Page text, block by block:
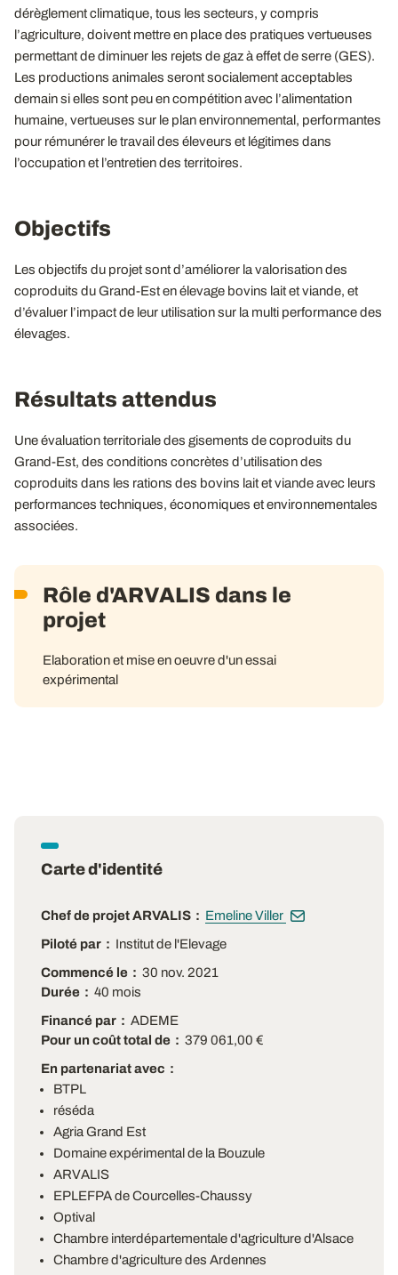
dérèglement climatique, tous les secteurs, y compris
l’agriculture, doivent mettre en place des pratiques vertueuses
permettant de diminuer les rejets de gaz à effet de serre (GES).
Les productions animales seront socialement acceptables
demain si elles sont peu en compétition avec l’alimentation
humaine, vertueuses sur le plan environnemental, performantes
pour rémunérer le travail des éleveurs et légitimes dans
l’occupation et l’entretien des territoires.
Objectifs
Les objectifs du projet sont d’améliorer la valorisation des
coproduits du Grand-Est en élevage bovins lait et viande, et
d’évaluer l’impact de leur utilisation sur la multi performance des
élevages.
Résultats attendus
Une évaluation territoriale des gisements de coproduits du
Grand-Est, des conditions concrètes d’utilisation des
coproduits dans les rations des bovins lait et viande avec leurs
performances techniques, économiques et environnementales
associées.
Rôle d'ARVALIS dans le
projet
Elaboration et mise en oeuvre d'un essai
expérimental
Carte d'identité
Chef de projet ARVALIS
Emeline Viller
Piloté par
Institut de l'Elevage
Commencé le
30 nov. 2021
Durée
40 mois
Financé par
ADEME
Pour un coût total de
379 061,00 €
En partenariat avec
BTPL
réséda
Agria Grand Est
Domaine expérimental de la Bouzule
ARVALIS
EPLEFPA de Courcelles-Chaussy
Optival
Chambre interdépartementale d'agriculture d'Alsace
Chambre d'agriculture des Ardennes